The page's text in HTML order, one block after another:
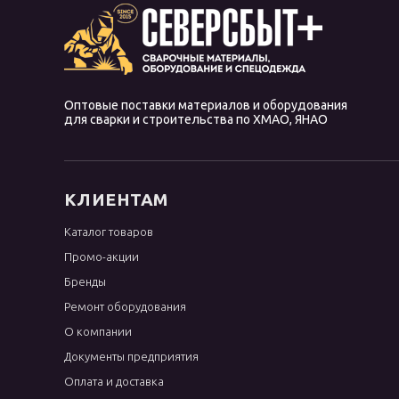
OK Tigrod 13.09
OK Tigrod 13.12
OK Tigrod 13.22
OK Tigrod 13.32
OK Tigrod 13.38
OK Tigrod 19.12
OK Tigrod 19.40
OK Tigrod 19.85
OK Tigrod 4043
Оптовые поставки материалов и оборудования
для сварки и строительства по ХМАО, ЯНАО
КЛИЕНТАМ
Каталог товаров
Промо-акции
Бренды
Ремонт оборудования
О компании
Документы предприятия
Оплата и доставка